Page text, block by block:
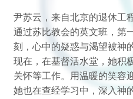
尹苏云，来自北京的退休工
通过苏比教会的英文班，第
刻，心中的疑惑与渴望被神
现在，在基督活水堂，她积
关怀等工作。用温暖的笑容
她也在查经学习中，深入神